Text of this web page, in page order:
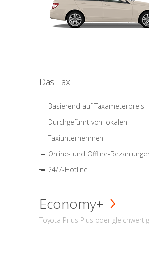
Das Taxi
Basierend auf Taxameterpreis
Durchgeführt von lokalen
Taxiunternehmen
Online- und Offline-
24/7-Hotline
Economy+
Toyota Prius Plus oder gleichwertig